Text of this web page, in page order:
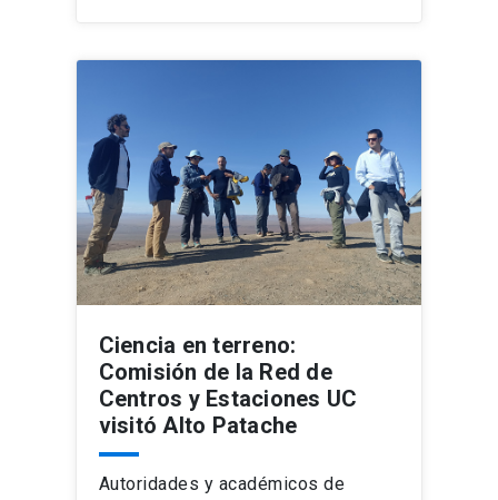
Ciencia en terreno:
Comisión de la Red de
Centros y Estaciones UC
visitó Alto Patache
Autoridades y académicos de